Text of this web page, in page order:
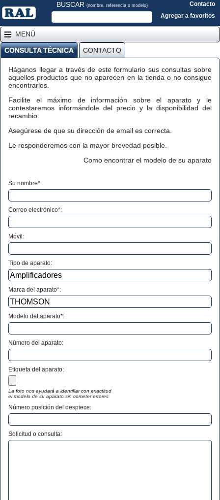
BUSCAR (nombre, referencia o modelo)
Contacto
Agregar a favoritos
MENÚ
CONSULTA TÉCNICA CONTACTO
Háganos llegar a través de este formulario sus consultas sobre
aquellos productos que no aparecen en la tienda o no consigue
encontrarlos.
Facilite el máximo de información sobre el aparato y le
contestaremos informándole del precio y la disponibilidad del
recambio.
Asegúrese de que su dirección de email es correcta.
Le responderemos con la mayor brevedad posible.
Como encontrar el modelo de su aparato
Su nombre*:
Correo electrónico*:
Móvil:
Tipo de aparato:
Marca del aparato*:
Modelo del aparato*:
Número del aparato:
Etiqueta del aparato:
La foto nos ayudará a identifiar con exactitud
el modelo de su aparato sin cometer errores
Número posición del despiece:
Solicitud o consulta: